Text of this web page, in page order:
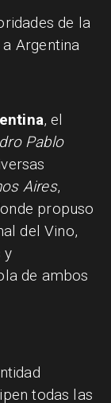
de la
Argentina
, el
Pablo
Aires,
propuso
del Vino,
y
de ambos
todas las